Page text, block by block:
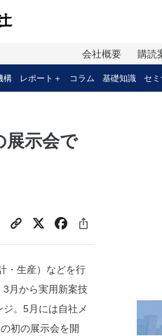
購読
会社概要
構 レポート＋ コラム 基礎知識 セ
示会で
・生産）などを行
3月から実用新案技
。5月には自社メ
初の展示会を開